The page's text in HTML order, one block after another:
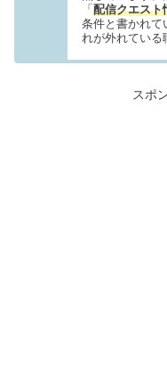
「 配信クエスト
条件と書かれて
れが外れている
スポ